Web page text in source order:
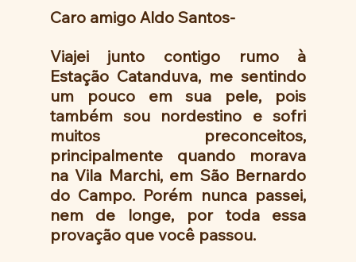
Caro amigo Aldo Santos-
Viajei junto contigo rumo à
Estação Catanduva, me sentindo
um pouco em sua pele, pois
também sou nordestino e sofri
muitos preconceitos,
principalmente quando morava
na Vila Marchi, em São Bernardo
do Campo. Porém nunca passei,
nem de longe, por toda essa
provação que você passou.